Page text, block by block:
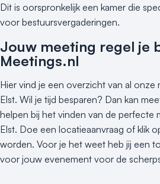
Dit is oorspronkelijk een kamer die
voor bestuursvergaderingen.
Jouw meeting regel je
Meetings.nl
Hier vind je een overzicht van al onze
Elst. Wil je tijd besparen? Dan kan
helpen bij het vinden van de perfecte
Elst. Doe een locatieaanvraag of klik
worden. Voor je het weet heb jij een
voor jouw evenement voor de